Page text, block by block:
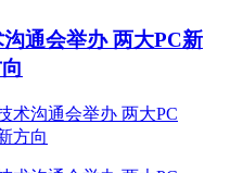
通会举办 两大PC新